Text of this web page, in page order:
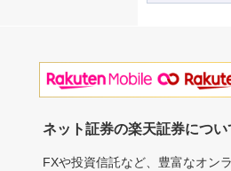
ネット証券の楽天証券につ
FXや投資信託など、豊富なオン